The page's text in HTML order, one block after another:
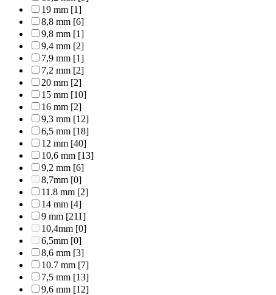
19 mm [1]
8,8 mm [6]
9,8 mm [1]
9,4 mm [2]
7,9 mm [1]
7,2 mm [2]
20 mm [2]
15 mm [10]
16 mm [2]
9,3 mm [12]
6,5 mm [18]
12 mm [40]
10,6 mm [13]
9,2 mm [6]
8,7mm [0]
11.8 mm [2]
14 mm [4]
9 mm [211]
10,4mm [0]
6,5mm [0]
8,6 mm [3]
10.7 mm [7]
7,5 mm [13]
9,6 mm [12]